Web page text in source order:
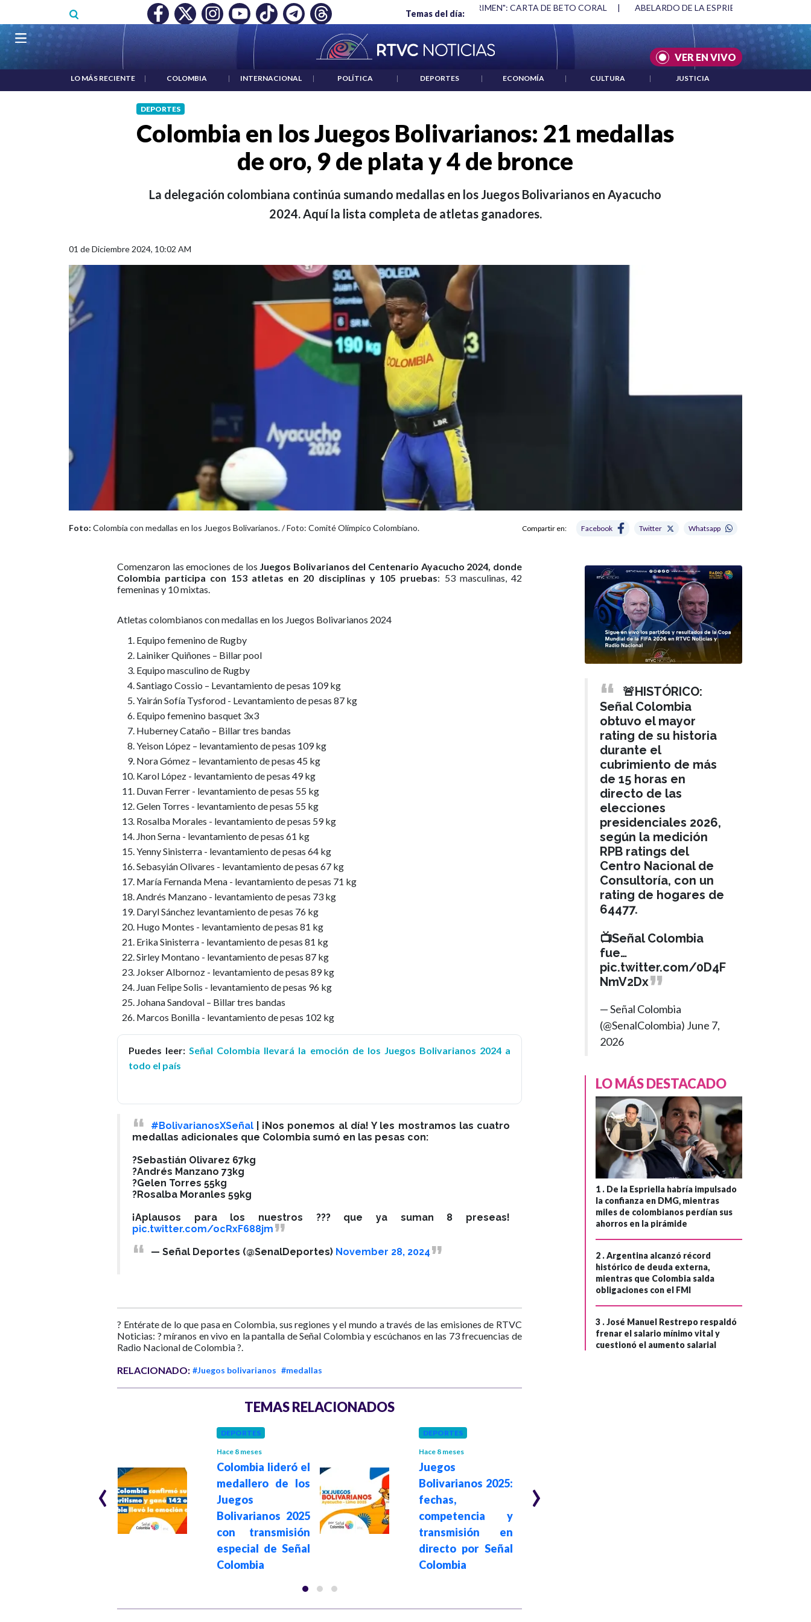
Temas del día:
MÍNIMO NO DESTRUYÓ EMPLEO: JP MORGAN | "HABLAR NO ES UN CRIMEN": CARTA DE BETO CORAL ABELARDO DE LA ESPRIELLA Y DMG | ACUERDOS ENTRE ESTADOS UNIDOS E
VER EN VIVO
Navegación principal
LO MÁS RECIENTE | COLOMBIA | INTERNACIONAL | POLÍTICA | DEPORTES | ECONOMÍA | CULTURA | JUSTICIA
DEPORTES
Colombia en los Juegos Bolivarianos: 21 medallas
de oro, 9 de plata y 4 de bronce
La delegación colombiana continúa sumando medallas en los Juegos Bolivarianos en Ayacucho
2024. Aquí la lista completa de atletas ganadores.
01 de Diciembre 2024, 10:02 AM
Foto: Colombia con medallas en los Juegos Bolivarianos. / Foto: Comité Olímpico Colombiano. Compartir en: Facebook Twitter Whatsapp
Comenzaron las emociones de los Juegos Bolivarianos del Centenario Ayacucho 2024, donde
Colombia participa con 153 atletas en 20 disciplinas y 105 pruebas: 53 masculinas, 42
femeninas y 10 mixtas.
Atletas colombianos con medallas en los Juegos Bolivarianos 2024
Equipo femenino de Rugby
Lainiker Quiñones – Billar pool
Equipo masculino de Rugby
Santiago Cossio – Levantamiento de pesas 109 kg
Yairán Sofía Tysforod - Levantamiento de pesas 87 kg
Equipo femenino basquet 3x3
Huberney Cataño – Billar tres bandas
Yeison López – levantamiento de pesas 109 kg
Nora Gómez – levantamiento de pesas 45 kg
Karol López - levantamiento de pesas 49 kg
Duvan Ferrer - levantamiento de pesas 55 kg
Gelen Torres - levantamiento de pesas 55 kg
Rosalba Morales - levantamiento de pesas 59 kg
Jhon Serna - levantamiento de pesas 61 kg
Yenny Sinisterra - levantamiento de pesas 64 kg
Sebasyián Olivares - levantamiento de pesas 67 kg
María Fernanda Mena - levantamiento de pesas 71 kg
Andrés Manzano - levantamiento de pesas 73 kg
Daryl Sánchez levantamiento de pesas 76 kg
Hugo Montes - levantamiento de pesas 81 kg
Erika Sinisterra - levantamiento de pesas 81 kg
Sirley Montano - levantamiento de pesas 87 kg
Jokser Albornoz - levantamiento de pesas 89 kg
Juan Felipe Solis - levantamiento de pesas 96 kg
Johana Sandoval – Billar tres bandas
Marcos Bonilla - levantamiento de pesas 102 kg
Puedes leer: Señal Colombia llevará la emoción de los Juegos Bolivarianos 2024 a
todo el país
#BolivarianosXSeñal| ¡Nos ponemos al día! Y les mostramos las cuatro
medallas adicionales que Colombia sumó en las pesas con:
?Sebastián Olivarez 67kg
?Andrés Manzano 73kg
?Gelen Torres 55kg
?Rosalba Moranles 59kg
¡Aplausos para los nuestros ??? que ya suman 8 preseas!
pic.twitter.com/ocRxF688jm
— Señal Deportes (@SenalDeportes) November 28, 2024
? Entérate de lo que pasa en Colombia, sus regiones y el mundo a través de las emisiones de RTVC
Noticias: ? míranos en vivo en la pantalla de Señal Colombia y escúchanos en las 73 frecuencias de
Radio Nacional de Colombia ?.
RELACIONADO: #Juegos bolivarianos #medallas
TEMAS RELACIONADOS
llevará la emoción
de los Juegos
DEPORTES
Hace 8 meses
Colombia lideró el
medallero de los
Juegos
Bolivarianos 2025
con transmisión
especial de Señal
Colombia
DEPORTES
Hace 8 meses
Juegos
Bolivarianos 2025:
fechas,
competencia y
transmisión en
directo por Señal
Colombia
‹ ›
🚨HISTÓRICO:
Señal Colombia
obtuvo el mayor
rating de su historia
durante el
cubrimiento de más
de 15 horas en
directo de las
elecciones
presidenciales 2026,
según la medición
RPB ratings del
Centro Nacional de
Consultoría, con un
rating de hogares de
64477.
📺Señal Colombia
fue…
pic.twitter.com/0D4F
NmV2Dx
— Señal Colombia
(@SenalColombia) June 7,
2026
LO MÁS DESTACADO
1 . De la Espriella habría impulsado
la confianza en DMG, mientras
miles de colombianos perdían sus
ahorros en la pirámide
2 .Argentina alcanzó récord
histórico de deuda externa,
mientras que Colombia salda
obligaciones con el FMI
3 .José Manuel Restrepo respaldó
frenar el salario mínimo vital y
cuestionó el aumento salarial